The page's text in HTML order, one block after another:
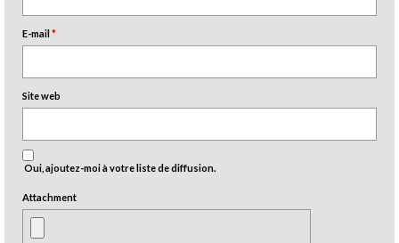
E-mail*
Site web
Oui, ajoutez-moi à votre liste de diffusion.
Attachment